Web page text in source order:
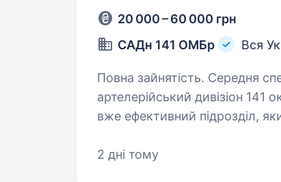
20 000 – 60 000 грн
САДн 141 ОМБр
Вся
Повна зайнятість. Середня спеціальна
артелерійський дивізіон 141
вже ефективний підрозділ,
2 дні тому